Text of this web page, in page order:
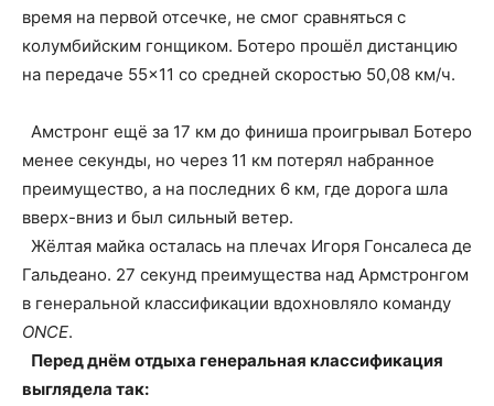
время на первой отсечке, не смог сравняться с
колумбийским гонщиком. Ботеро прошёл дистанцию
на передаче 55×11 со средней скоростью 50,08 км/ч.
Амстронг ещё за 17 км до финиша проигрывал Ботеро
менее секунды, но через 11 км потерял набранное
преимущество, а на последних 6 км, где дорога шла
вверх-вниз и был сильный ветер.
Жёлтая майка осталась на плечах Игоря Гонсалеса де
Гальдеано. 27 секунд преимущества над Армстронгом
в генеральной классификации вдохновляло команду
ONCE.
Перед днём отдыха генеральная классификация
выглядела так: